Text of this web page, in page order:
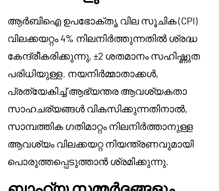
ആർബിഐ ഉപഭോക്തൃ വില സൂചിക (CPI)
വിലക്കയറ്റം 4% നിലനിർത്തുന്നതിൽ ശ്രദ്ധ
കേന്ദ്രീകരിക്കുന്നു, ±2 ശതമാനം സഹിഷ്ണുത
പരിധിയുള്ള. നയനിർമ്മാതാക്കൾ,
പ്രത്യേകിച്ച് ആഭ്യന്തര ആവശ്യകതാ
സാഹചര്യങ്ങൾ വികസിക്കുന്നതിനാൽ,
സാമ്പത്തിക ഗതിമാറ്റം നിലനിർത്താനുള്ള
ആവശ്യം വിലക്കയറ്റ നിയന്ത്രണവുമായി
പൊരുത്തപ്പെടുത്താൻ ശ്രമിക്കുന്നു.